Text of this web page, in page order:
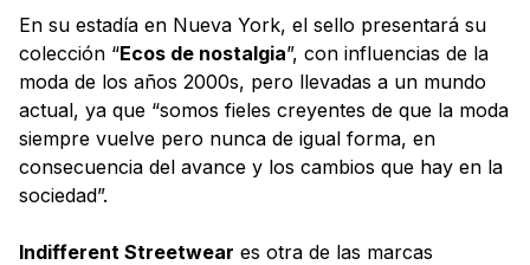
En su estadía en Nueva York, el sello presentará su
colección “Ecos de nostalgia”, con influencias de la
moda de los años 2000s, pero llevadas a un mundo
actual, ya que “somos fieles creyentes de que la moda
siempre vuelve pero nunca de igual forma, en
consecuencia del avance y los cambios que hay en la
sociedad”.
Indifferent Streetwear es otra de las marcas